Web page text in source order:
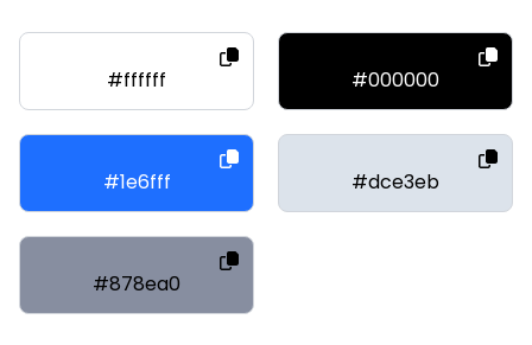
#ffffff #000000
#1e6fff #dce3eb
#878ea0